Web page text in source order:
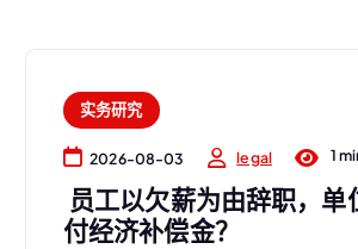
实务研究
2026-08-03 legal 1
员工以欠薪为由辞职，单
付经济补偿金？